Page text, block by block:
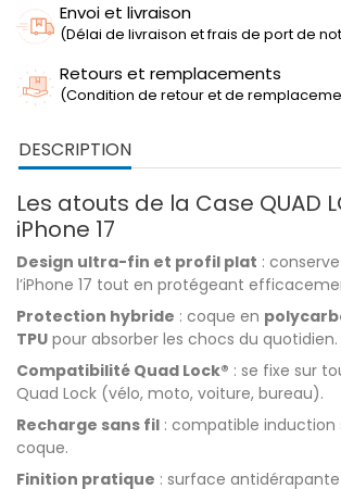
Envoi et livraison
(Délai de livraison et frais de port de
Retours et remplacements
(Condition de retour et de
DESCRIPTION
Les atouts de la Case QUAD
iPhone 17
Design ultra-fin et profil plat :
l’iPhone 17 tout en protégeant
Protection hybride : coque en
TPU pour absorber les chocs du quotidien.
Compatibilité Quad Lock® : se fixe sur
Quad Lock (vélo, moto, voiture, bureau).
Recharge sans fil : compatible induction
coque.
Finition pratique : surface